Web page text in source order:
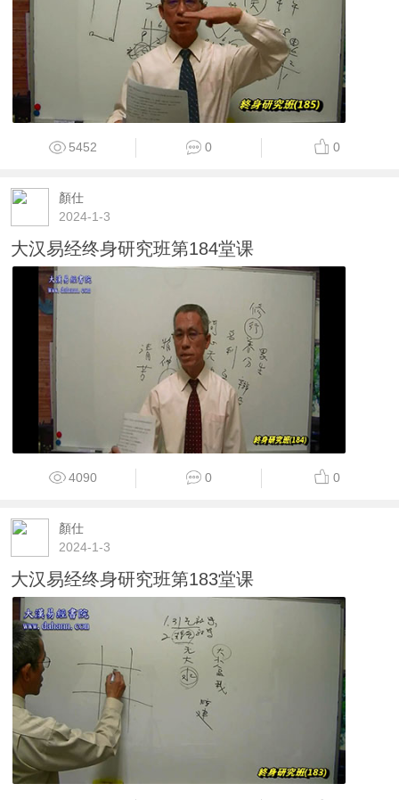
5452 0 0
顏仕
2024-1-3
大汉易经终身研究班第184堂课
4090 0 0
顏仕
2024-1-3
大汉易经终身研究班第183堂课